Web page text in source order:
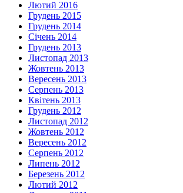
Лютий 2016
Грудень 2015
Грудень 2014
Січень 2014
Грудень 2013
Листопад 2013
Жовтень 2013
Вересень 2013
Серпень 2013
Квітень 2013
Грудень 2012
Листопад 2012
Жовтень 2012
Вересень 2012
Серпень 2012
Липень 2012
Березень 2012
Лютий 2012